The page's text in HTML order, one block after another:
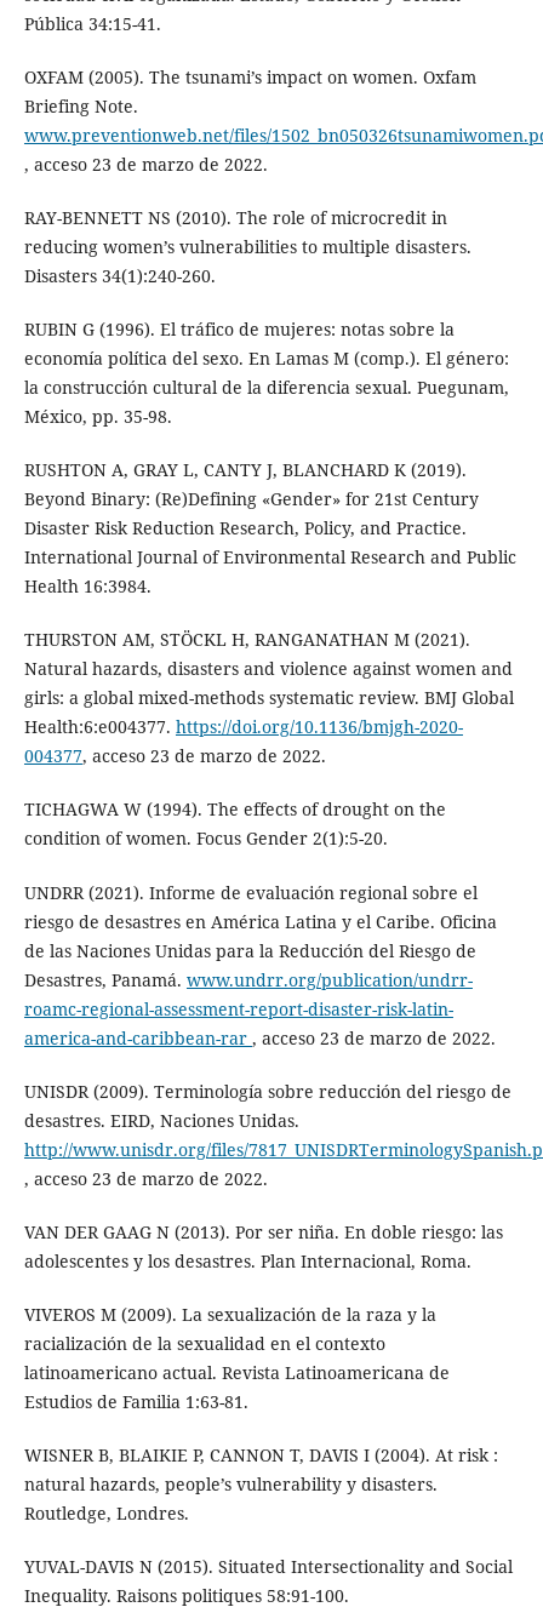
Pública 34:15-41.
OXFAM (2005). The tsunami’s impact on women. Oxfam
Briefing Note.
www.preventionweb.net/files/
, acceso 23 de marzo de 2022.
RAY-BENNETT NS (2010). The role of microcredit in
reducing women’s vulnerabilities to multiple disasters.
Disasters 34(1):240-260.
RUBIN G (1996). El tráfico de mujeres: notas sobre la
economía política del sexo. En Lamas M (comp.). El género:
la construcción cultural de la diferencia sexual. Puegunam,
México, pp. 35-98.
RUSHTON A, GRAY L, CANTY J, BLANCHARD K (2019).
Beyond Binary: (Re)Defining «Gender» for 21st Century
Disaster Risk Reduction Research, Policy, and Practice.
International Journal of Environmental Research and Public
Health 16:3984.
THURSTON AM, STÖCKL H, RANGANATHAN M (2021).
Natural hazards, disasters and violence against women and
girls: a global mixed-methods systematic review. BMJ Global
Health:6:e004377. https://doi.org/10.1136/bmjgh-2020-
004377, acceso 23 de marzo de 2022.
TICHAGWA W (1994). The effects of drought on the
condition of women. Focus Gender 2(1):5-20.
UNDRR (2021). Informe de evaluación regional sobre el
riesgo de desastres en América Latina y el Caribe. Oficina
de las Naciones Unidas para la Reducción del Riesgo de
Desastres, Panamá. www.undrr.org/publication/undrr-
roamc-regional-assessment-report-disaster-risk-latin-
america-and-caribbean-rar , acceso 23 de marzo de 2022.
UNISDR (2009). Terminología sobre reducción del riesgo de
desastres. EIRD, Naciones Unidas.
http://www.unisdr.org/files/
, acceso 23 de marzo de 2022.
VAN DER GAAG N (2013). Por ser niña. En doble riesgo: las
adolescentes y los desastres. Plan Internacional, Roma.
VIVEROS M (2009). La sexualización de la raza y la
racialización de la sexualidad en el contexto
latinoamericano actual. Revista Latinoamericana de
Estudios de Familia 1:63-81.
WISNER B, BLAIKIE P, CANNON T, DAVIS I (2004). At risk :
natural hazards, people’s vulnerability y disasters.
Routledge, Londres.
YUVAL-DAVIS N (2015). Situated Intersectionality and Social
Inequality. Raisons politiques 58:91-100.